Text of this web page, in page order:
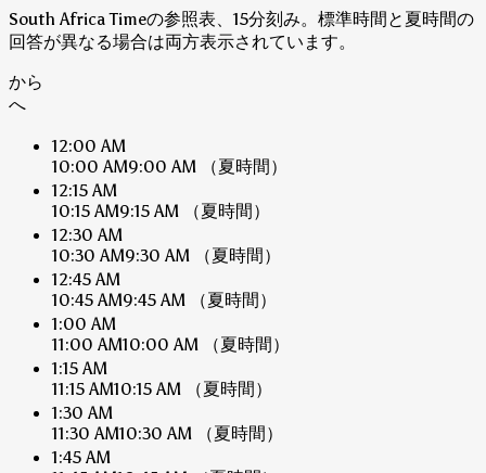
South Africa Timeの参照表、15分刻み。標準時間と夏時間の
回答が異なる場合は両方表示されています。
から
へ
12:00 AM
10:00 AM9:00 AM
（夏時間）
12:15 AM
10:15 AM9:15 AM
（夏時間）
12:30 AM
10:30 AM9:30 AM
（夏時間）
12:45 AM
10:45 AM9:45 AM
（夏時間）
1:00 AM
11:00 AM10:00 AM
（夏時間）
1:15 AM
11:15 AM10:15 AM
（夏時間）
1:30 AM
11:30 AM10:30 AM
（夏時間）
1:45 AM